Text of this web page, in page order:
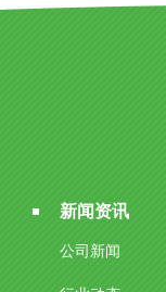
新闻资讯
公司新闻